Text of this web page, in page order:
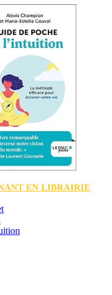
EN LIBRAIRIE